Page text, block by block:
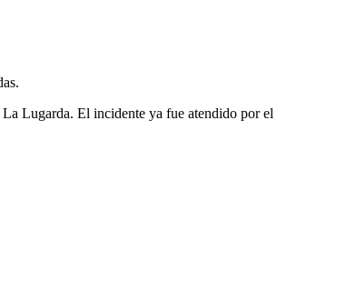
Lugarda. El incidente ya fue atendido por el